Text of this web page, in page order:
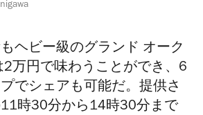
ヘビー級のグランド オーク
2万円で味わうことができ、6
でシェアも可能だ。提供さ
時30分から14時30分まで